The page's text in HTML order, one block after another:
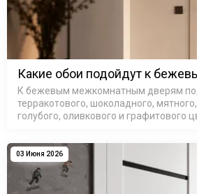
Какие обои подойдут к
К бежевым межкомнатным дверям
терракотового, шоколадного,
голубого, оливкового и графитового
Бежевые межкомнатные д…
03 Июня 2026